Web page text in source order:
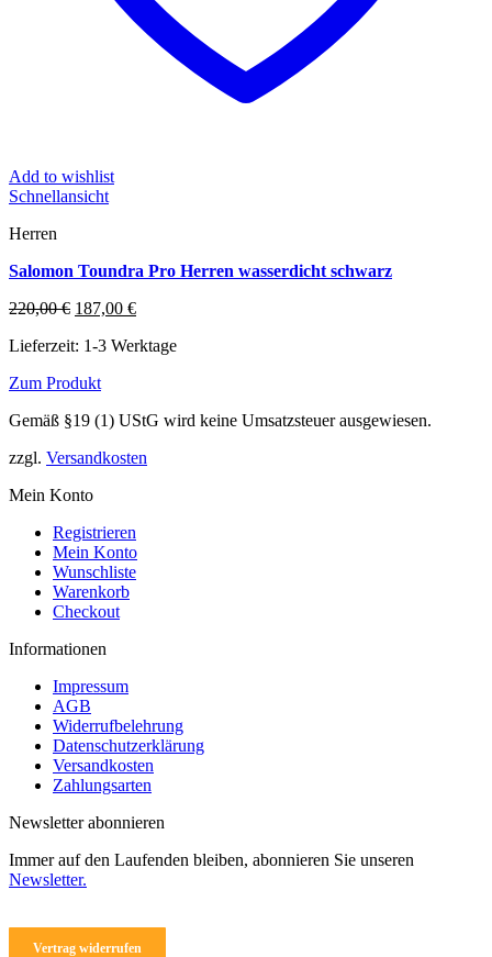
Add to wishlist
Schnellansicht
Herren
Salomon Toundra Pro Herren wasserdicht schwarz
220,00€ Ursprünglicher
war:
187,00 €Aktueller
ist:
Lieferzeit: 1-3 Werktage
Zum Produkt
Produkt
mehrere
auf.
Optionen
können
Produktseite
gewählt
werden
Gemäß §19 (1) UStG wird keine Umsatzsteuer ausgewiesen.
zzgl. Versandkosten
Mein Konto
Registrieren
Mein Konto
Wunschliste
Warenkorb
Checkout
Informationen
Impressum
AGB
Widerrufbelehrung
Datenschutzerklärung
Versandkosten
Zahlungsarten
Newsletter abonnieren
Immer auf den Laufenden bleiben, abonnieren Sie unseren
Newsletter.
Vertrag widerrufen